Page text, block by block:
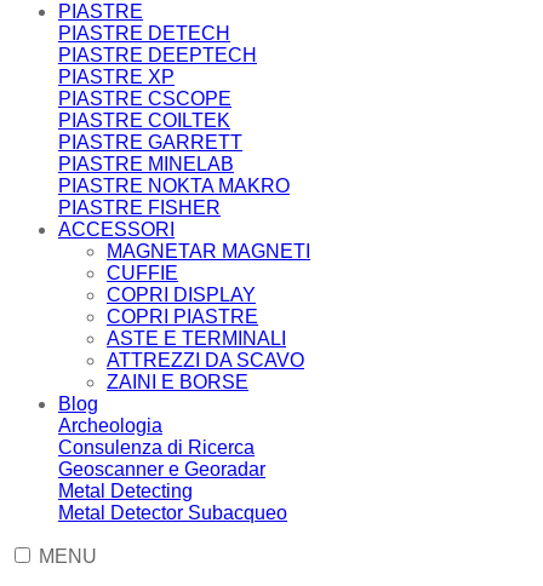
PIASTRE
PIASTRE DETECH
PIASTRE DEEPTECH
PIASTRE XP
PIASTRE CSCOPE
PIASTRE COILTEK
PIASTRE GARRETT
PIASTRE MINELAB
PIASTRE NOKTA MAKRO
PIASTRE FISHER
ACCESSORI
MAGNETAR MAGNETI
CUFFIE
COPRI DISPLAY
COPRI PIASTRE
ASTE E TERMINALI
ATTREZZI DA SCAVO
ZAINI E BORSE
Blog
Archeologia
Consulenza di Ricerca
Geoscanner e Georadar
Metal Detecting
Metal Detector Subacqueo
MENU